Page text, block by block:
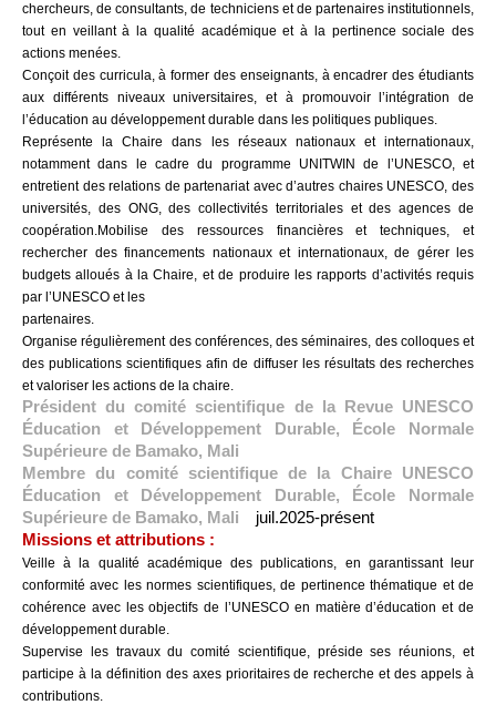
chercheurs, de consultants, de techniciens et de partenaires institutionnels,
tout en veillant à la qualité académique et à la pertinence sociale des
actions menées.
Conçoit des curricula, à former des enseignants, à encadrer des étudiants
aux différents niveaux universitaires, et à promouvoir l’intégration de
l’éducation au développement durable dans les politiques publiques.
Représente la Chaire dans les réseaux nationaux et internationaux,
notamment dans le cadre du programme UNITWIN de l’UNESCO, et
entretient des relations de partenariat avec d’autres chaires UNESCO, des
universités, des ONG, des collectivités territoriales et des agences de
coopération.Mobilise des ressources financières et techniques, et
rechercher des financements nationaux et internationaux, de gérer les
budgets alloués à la Chaire, et de produire les rapports d’activités requis
par l’UNESCO et les
partenaires.
Organise régulièrement des conférences, des séminaires, des colloques et
des publications scientifiques afin de diffuser les résultats des recherches
et valoriser les actions de la chaire.
Président du comité scientifique de la Revue UNESCO
Éducation et Développement Durable, École Normale
Supérieure de Bamako, Mali
Membre du comité scientifique de la Chaire UNESCO
Éducation et Développement Durable, École Normale
Supérieure de Bamako, Mali
juil.2025-présent
Missions et attributions :
Veille à la qualité académique des publications, en garantissant leur
conformité avec les normes scientifiques, de pertinence thématique et de
cohérence avec les objectifs de l’UNESCO en matière d’éducation et de
développement durable.
Supervise les travaux du comité scientifique, préside ses réunions, et
participe à la définition des axes prioritaires de recherche et des appels à
contributions.